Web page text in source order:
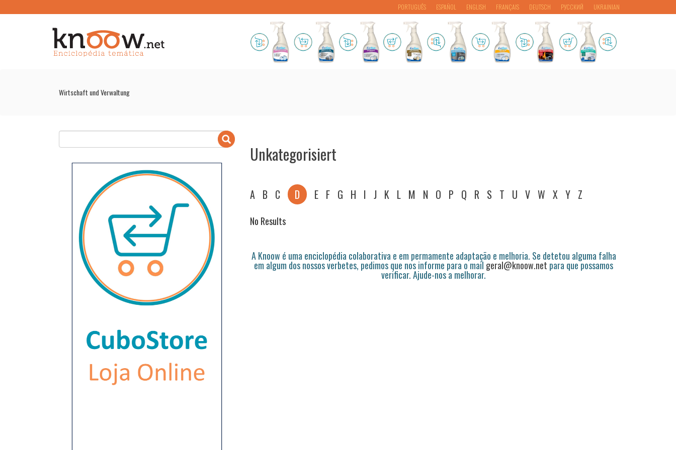
PORTUGUÊS ESPAÑOL ENGLISH FRANÇAIS DEUTSCH РУССКИЙ UKRAINIAN
Wirtschaft und Verwaltung
Unkategorisiert
A B C D E F G H I J K L M N O P Q R S T U V W X Y Z
No Results
A Knoow é uma enciclopédia colaborativa e em permamente adaptação e melhoria. Se detetou alguma falha
em algum dos nossos verbetes, pedimos que nos informe para o mail geral@knoow.net para que possamos
verificar. Ajude-nos a melhorar.